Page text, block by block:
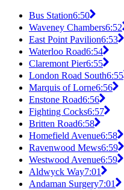
Bus Station6:50
Waveney Chambers6:52
East Point Pavilion6:53
Waterloo Road6:54
Claremont Pier6:55
London Road South6:55
Marquis of Lorne6:56
Enstone Road6:56
Fighting Cocks6:57
Britten Road6:58
Homefield Avenue6:58
Ravenwood Mews6:59
Westwood Avenue6:59
Aldwyck Way7:01
Andaman Surgery7:01